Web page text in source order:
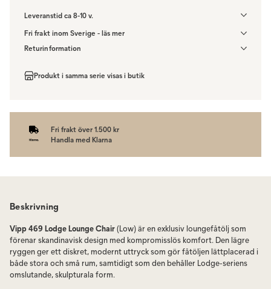
Leveranstid ca 8-10 v.
Fri frakt inom Sverige - läs mer
Denna vara skickas till ett ombud. Du väljer själv i kassan vilket DHL
när din order finns att hämta. Beställs varan ihop med andra
produkter skickas hela ordern tillsammans med samma
Returinformation
ångerrätten.
Produkt i samma serie visas i butik
Fri frakt över 1.500 kr
Handla med Klarna
Beskrivning
Vipp 469 Lodge Lounge Chair(Low) är en exklusiv loungefåtölj som
förenar skandinavisk design med kompromisslös komfort. Den lägre
ryggen ger ett diskret, modernt uttryck som gör fåtöljen lättplacerad i
både stora och små rum, samtidigt som den behåller Lodge-seriens
omslutande, skulpturala form.